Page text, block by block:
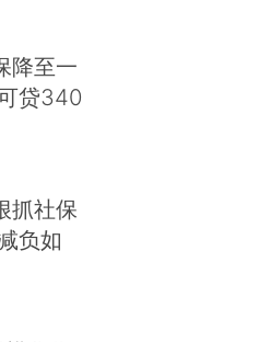
降至一
贷340
抓社保
负如